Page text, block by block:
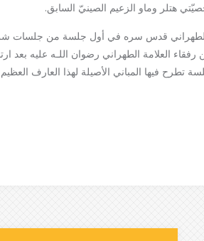
هتلر وماو الزعيم الصينيّ السابق.
قدس سره في أول جلسة من جلسات
العلامة الطهراني رضوان اللـه عليه بعد
فيها المباني الأصيلة لهذا العارف العظيم